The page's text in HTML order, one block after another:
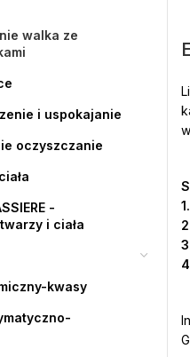
walka ze
i uspokajanie
oczyszczanie
-
i ciała
kwasy